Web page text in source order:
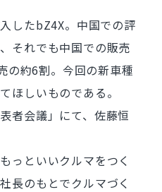
したbZ4X。中国での評
それでも中国での販売
の約6割。今回の新車種
ほしいものである。
者会議」にて、佐藤恒
っといいクルマをつく
長のもとでクルマづく